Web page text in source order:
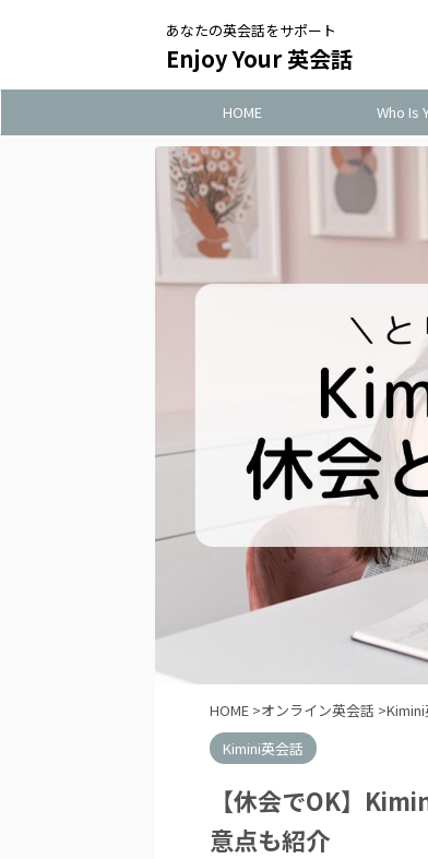
あなたの英会話をサポート
Enjoy Your 英会話
HOME Who Is
HOME >オンライン英会話 >
Kimini英会話
【休会でOK】
意点も紹介